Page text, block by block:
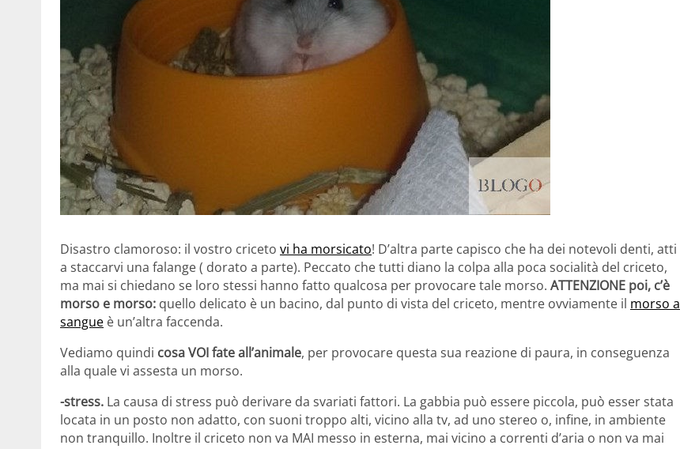
Disastro clamoroso: il vostro criceto vi ha morsicato! D’altra parte capisco che ha dei notevoli denti, atti
a staccarvi una falange ( dorato a parte). Peccato che tutti diano la colpa alla poca socialità del criceto,
ma mai si chiedano se loro stessi hanno fatto qualcosa per provocare tale morso. ATTENZIONE poi, c’è
morso e morso: quello delicato è un bacino, dal punto di vista del criceto, mentre ovviamente il morso a
sangue è un’altra faccenda.
Vediamo quindi cosa VOI fate all’animale, per provocare questa sua reazione di paura, in conseguenza
alla quale vi assesta un morso.
-stress. La causa di stress può derivare da svariati fattori. La gabbia può essere piccola, può esser stata
locata in un posto non adatto, con suoni troppo alti, vicino alla tv, ad uno stereo o, infine, in ambiente
non tranquillo. Inoltre il criceto non va MAI messo in esterna, mai vicino a correnti d’aria o non va mai